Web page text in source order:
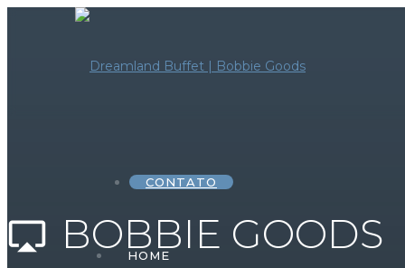
CONTATO
HOME
airplay BOBBIE GOODS